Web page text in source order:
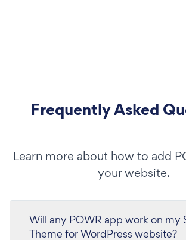
Frequently Asked
Learn more about how to add
your website.
Will any POWR app work on my
Theme for WordPress website?